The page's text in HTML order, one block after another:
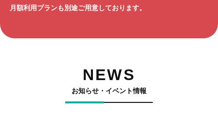
月額利用プランも別途ご用意しております。
NEWS
お知らせ・イベント情報